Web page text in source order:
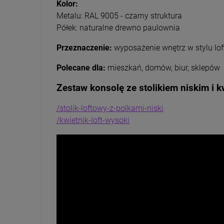
Kolor:
Metalu: RAL 9005 - czarny struktura
Półek: naturalne drewno paulownia
Przeznaczenie: wyposażenie wnętrz w stylu
Polecane dla: mieszkań, domów, biur, sklepów
Zestaw konsolę ze stolikiem niskim i
/stolik-loftowy-z-polkami-niski
/kwietnik-loft-wysoki